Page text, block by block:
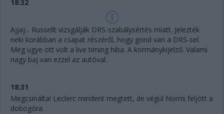
18:32
Ajjaj... Russellt vizsgálják DRS-szabálysértés miatt. Jelezték
neki korábban a csapat részéről, hogy gond van a DRS-sel.
Meg ugye ott volt a live timing hiba. A kormánykijelző. Valami
nagy baj van ezzel az autóval.
18:31
Megcsinálta! Leclerc mindent megtett, de végül Norris feljött a
dobogóra.